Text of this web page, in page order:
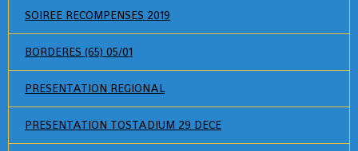
SOIREE RECOMPENSES 2019
BORDERES (65) 05/01
PRESENTATION REGIONAL
PRESENTATION TOSTADIUM 29 DECE